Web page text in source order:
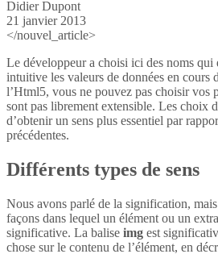
Didier Dupont
21 janvier 2013
</nouvel_article>
Le développeur a choisi ici des noms qui
intuitive les valeurs de données en cours
l’Html5, vous ne pouvez pas choisir vos
sont pas librement extensible. Les choix
d’obtenir un sens plus essentiel par
précédentes.
Différents types de sens
Nous avons parlé de la signification,
façons dans lequel un élément ou un
significative. La balise img est
chose sur le contenu de l’élément, en